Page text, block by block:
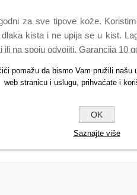
za sve tipove kože.
kista i ne upija se u kist.
na spoju odvojiti. Garancija 10
nijansi, Illamasqua kistom
i za blendanje Medium
pomažu da bismo Vam pružili našu
web stranicu i uslugu, prihvaćate i
OK
Saznajte više